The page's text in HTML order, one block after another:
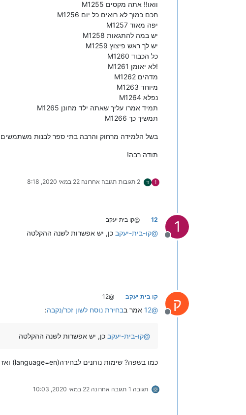
M1255 וואו!! אתה מקסים
M1256 חכם כמוך לא רואים כל יום
M1257 יפה מאוד
M1258 יש במה להתגאות
M1259 יש לך ראש פיצוץ
M1260 כל הכבוד
M1261 לא יאומן!
M1262 מדהים
M1263 מיוחד
M1264 נפלא
M1265 תמיד אמרו עליך שאתה ילד מחונן
M1266 תמשיך כך
בשל הלמידה מרחוק והרבה בתי ספר לבנות משתמשים
תודה רבה!
1 ד 2 תגובות תגובה אחרונה 22 במאי 2020, 8:18
1
מנותק
12 @קו בית יעקב
@קו-בית-יעקב כן, יש אפשרות לשנה ההקלטה
ק
מנותק
קו בית יעקב @12
@
12 אמר בבחירת נוסח לשון זכר/נקבה:
@קו-בית-יעקב כן, יש אפשרות לשנה ההקלטה
כמו בשפה? שימות נותנים לבחירה(language=en) ואז כל ההודעות משתנות?
תגובה 1 תגובה אחרונה 22 במאי 2020, 10:03